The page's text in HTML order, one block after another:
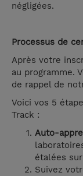
négligées.
Processus de
Après votre
au programme.
de rappel de
Voici vos 5
Track :
Auto-
étalées
Suivez